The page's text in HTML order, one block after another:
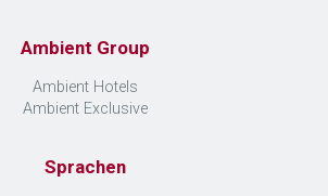
Ambient Group
Ambient Hotels
Ambient Exclusive
Sprachen